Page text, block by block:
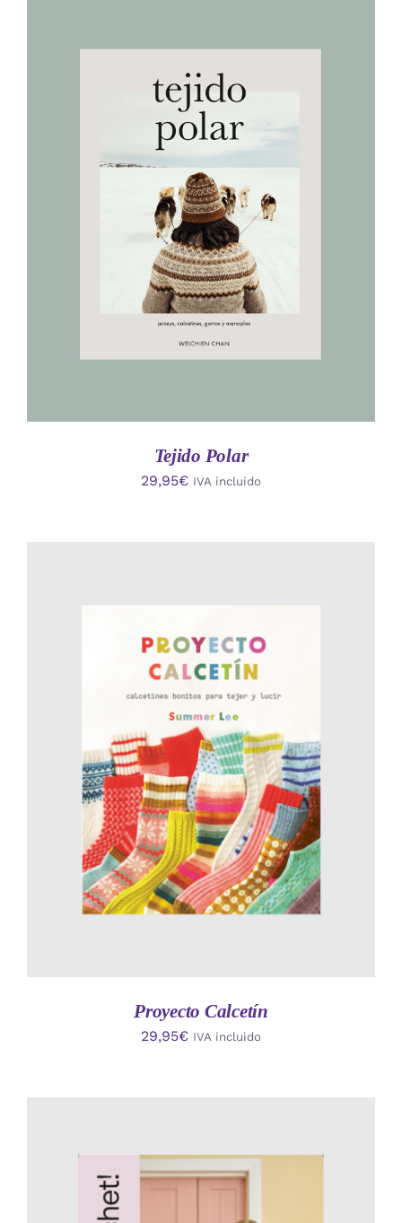
AÑADIR AL CARRITO
/
Tejido Polar
29,95€ IVA incluido
AÑADIR AL CARRITO
/
DETALLES
Proyecto Calcetín
29,95€ IVA incluido